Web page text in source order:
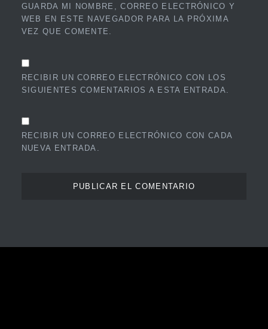
GUARDA MI NOMBRE, CORREO ELECTRÓNICO Y
WEB EN ESTE NAVEGADOR PARA LA PRÓXIMA
VEZ QUE COMENTE.
RECIBIR UN CORREO ELECTRÓNICO CON LOS
SIGUIENTES COMENTARIOS A ESTA ENTRADA.
RECIBIR UN CORREO ELECTRÓNICO CON CADA
NUEVA ENTRADA.